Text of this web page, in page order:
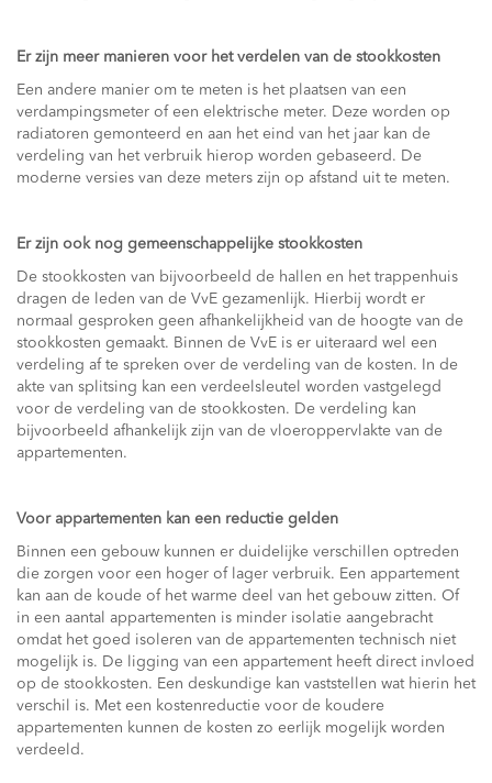
Er zijn meer manieren voor het verdelen van de stookkosten
Een andere manier om te meten is het plaatsen van een
verdampingsmeter of een elektrische meter. Deze worden op
radiatoren gemonteerd en aan het eind van het jaar kan de
verdeling van het verbruik hierop worden gebaseerd. De
moderne versies van deze meters zijn op afstand uit te meten.
Er zijn ook nog gemeenschappelijke stookkosten
De stookkosten van bijvoorbeeld de hallen en het trappenhuis
dragen de leden van de VvE gezamenlijk. Hierbij wordt er
normaal gesproken geen afhankelijkheid van de hoogte van de
stookkosten gemaakt. Binnen de VvE is er uiteraard wel een
verdeling af te spreken over de verdeling van de kosten. In de
akte van splitsing kan een verdeelsleutel worden vastgelegd
voor de verdeling van de stookkosten. De verdeling kan
bijvoorbeeld afhankelijk zijn van de vloeroppervlakte van de
appartementen.
Voor appartementen kan een reductie gelden
Binnen een gebouw kunnen er duidelijke verschillen optreden
die zorgen voor een hoger of lager verbruik. Een appartement
kan aan de koude of het warme deel van het gebouw zitten. Of
in een aantal appartementen is minder isolatie aangebracht
omdat het goed isoleren van de appartementen technisch niet
mogelijk is. De ligging van een appartement heeft direct invloed
op de stookkosten. Een deskundige kan vaststellen wat hierin het
verschil is. Met een kostenreductie voor de koudere
appartementen kunnen de kosten zo eerlijk mogelijk worden
verdeeld.